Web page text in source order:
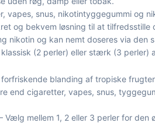
vapes, snus, nikotintyggegummi og
og bekvem løsning til at tilfredsstille
nikotin og kan nemt doseres via den
(2 perler) eller stærk (3 perler)
forfriskende blanding af tropiske
end cigaretter, vapes, snus,
Vælg mellem 1, 2 eller 3 perler for den